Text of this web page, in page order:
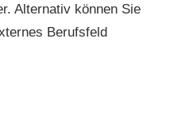
Alternativ können Sie
Berufsfeld